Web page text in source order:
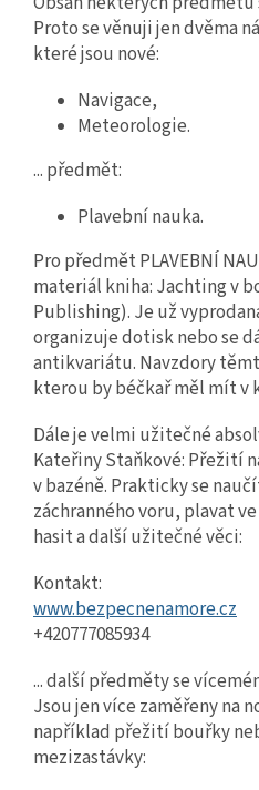
Proto se věnuji jen dvěma
které jsou nové:
Navigace,
Meteorologie.
... předmět:
Plavební nauka.
Pro předmět PLAVEBNÍ
materiál kniha: Jachting v
Publishing). Je už
organizuje dotisk nebo se
antikvariátu. Navzdory
kterou by béčkař měl mít v
Dále je velmi užitečné
Kateřiny Staňkové: Přežití
v bazéně. Prakticky se
záchranného voru, plavat
hasit a další užitečné věci:
Kontakt:
www.bezpecnenamore.cz
+420777085934
... další předměty se
Jsou jen více zaměřeny na
například přežití bouřky
mezizastávky: